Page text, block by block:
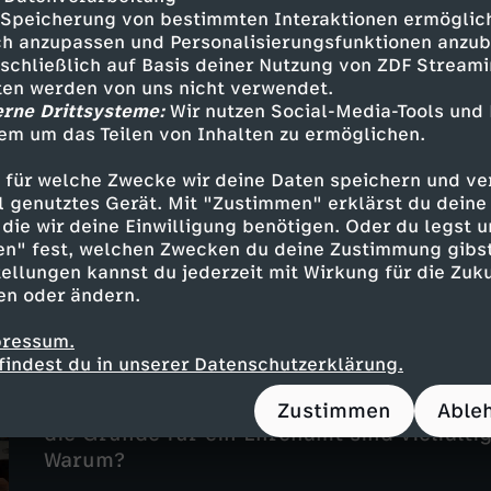
von bestimmten Interaktionen
anzupassen und Personalisierungsfunktionen
auf Basis deiner Nutzung von ZDF
werden von uns nicht verwendet.
Drittsysteme:Wir nutzen Social-Media-Tools und
um das Teilen von Inhalten zu ermöglichen.
welche Zwecke wir deine Daten speichern und
Gerät. Mit "Zustimmen" erklärst du deine
wir deine Einwilligung benötigen. Oder du legst
fest, welchen Zwecken du deine Zustimmung
kannst du jederzeit mit Wirkung für die
oder ändern.
du in unserer Datenschutzerklärung.
Zustimmen
Lohnt sich Arbeit noch?
31 Min.24.03.2024 UT
Die Stimmung ist schlecht. Steigende
Geringverdiener kommen kaum über die
immer mehr zum Streitpunkt.
Ehrenamt - lohnt sich das?
Anderen helfen, sich für die
die Gründe für ein Ehrenamt sind
Warum?